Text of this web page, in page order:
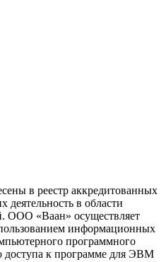
в реестр аккредитованных
в области
ООО «Ваан» осуществляет
информационных
программного
доступа к программе для ЭВМ